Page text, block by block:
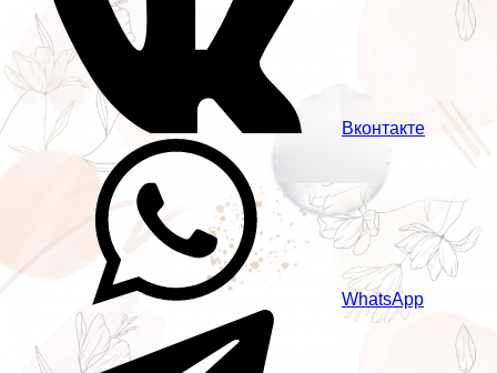
Вконтакте
WhatsApp